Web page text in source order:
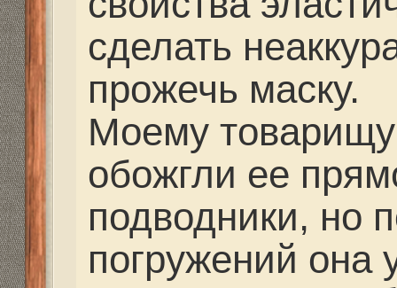
barishok писал(а):
Существует мнение,
лучше жесткая, так
подмасочное почти
неизменным, что не
эффекта, как
маски к лицу по
глубины.